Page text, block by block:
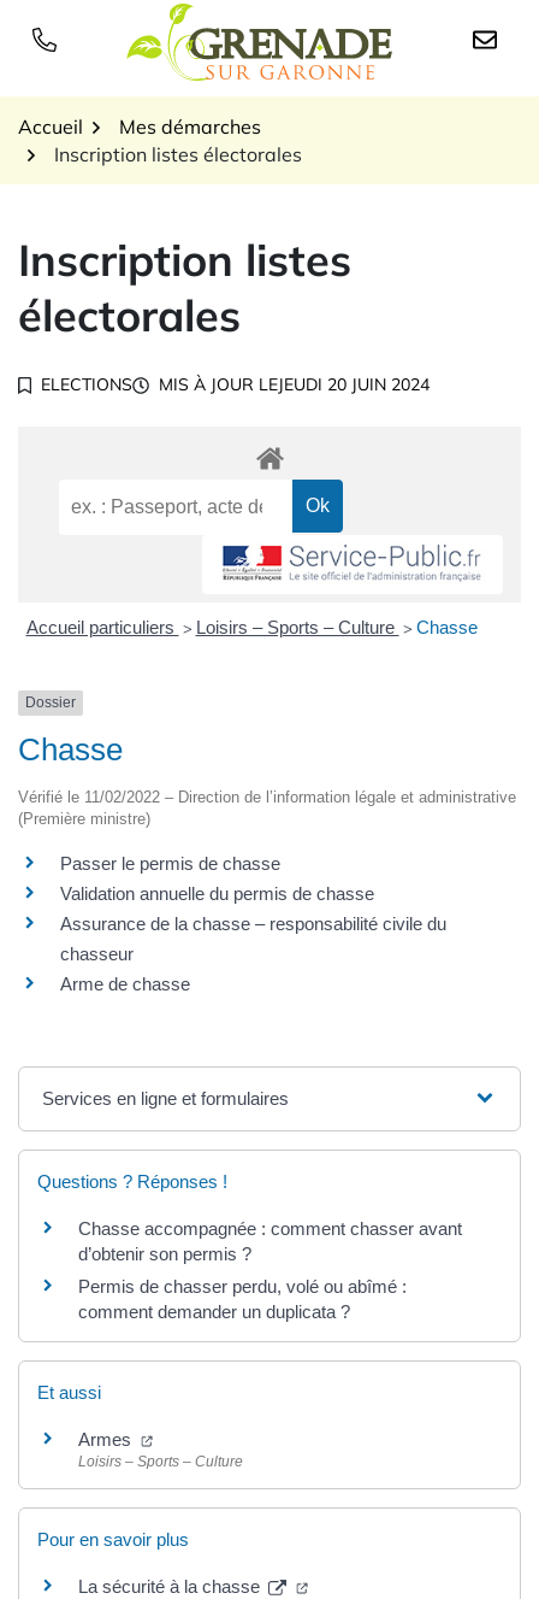
Logo Grenade sur
Accueil
Mes démarches
Inscription listes électorales
Inscription listes
électorales
ELECTIONS MIS À JOUR LEJEUDI 20 JUIN 2024
Accueil particuliers > Loisirs – Sports – Culture > Chasse
Dossier
Chasse
Vérifié le 11/02/2022 – Direction de l’information légale et administrative
(Première ministre)
Passer le permis de chasse
Validation annuelle du permis de chasse
Assurance de la chasse – responsabilité civile du
chasseur
Arme de chasse
Services en ligne et formulaires
Questions ? Réponses !
Chasse accompagnée : comment chasser avant
d’obtenir son permis ?
Permis de chasser perdu, volé ou abîmé :
comment demander un duplicata ?
Et aussi
Armes
Loisirs – Sports – Culture
Pour en savoir plus
La sécurité à la chasse